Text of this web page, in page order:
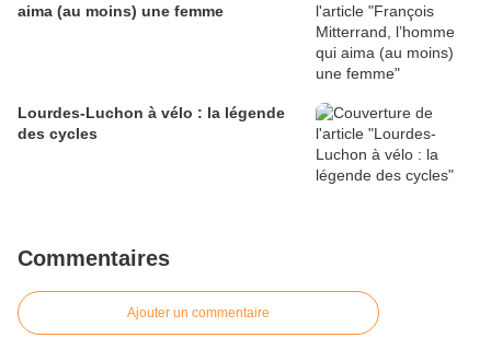
aima (au moins) une femme
Lourdes-Luchon à vélo : la légende
des cycles
Commentaires
Ajouter un commentaire